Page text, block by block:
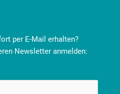
per E-Mail erhalten?
Newsletter anmelden: